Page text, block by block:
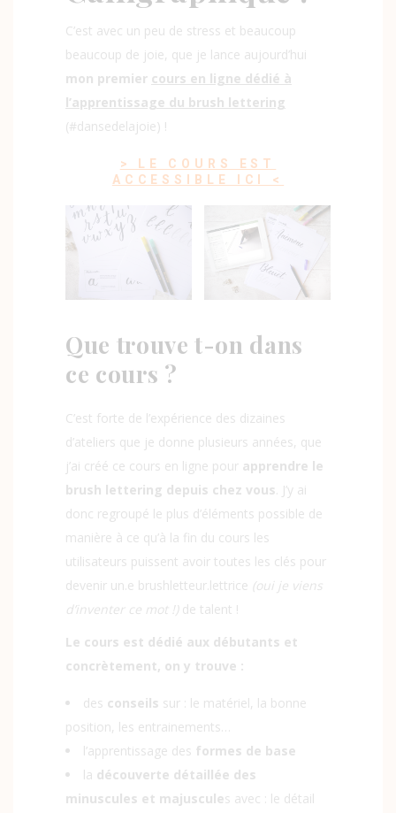
C’est avec un peu de stress et beaucoup
beaucoup de joie, que je lance aujourd’hui
mon premier cours en ligne dédié à
l’apprentissage du brush lettering
(#dansedelajoie) !
> LE COURS EST
ACCESSIBLE ICI <
Que trouve t-on dans
ce cours ?
C’est forte de l’expérience des dizaines
d’ateliers que je donne plusieurs années, que
j’ai créé ce cours en ligne pour apprendre le
brush lettering depuis chez vous . J’y ai
donc regroupé le plus d’éléments possible de
manière à ce qu’à la fin du cours les
utilisateurs puissent avoir toutes les clés pour
devenir un.e brushletteur.lettrice (oui je viens
d’inventer ce mot !) de talent !
Le cours est dédié aux débutants et
concrètement, on y trouve :
des conseils sur : le matériel, la bonne
position, les entrainements…
l’apprentissage des formes de base
la découverte détaillée des
minuscules et majuscules avec : le détail